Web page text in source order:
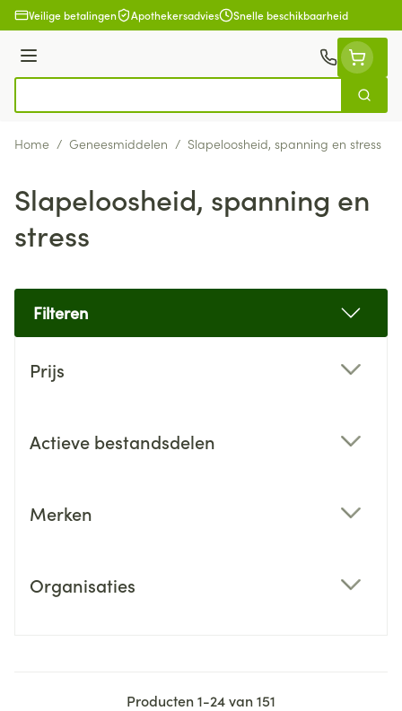
Ga naar de inhoud
Veilige betalingen Apothekersadvies Snelle beschikbaarheid
Menu
Zoek
Home / Geneesmiddelen / Slapeloosheid, spanning en stress
Slapeloosheid, spanning en
stress
Filteren
Prijs
Actieve bestandsdelen
Merken
Organisaties
Producten1-24van151